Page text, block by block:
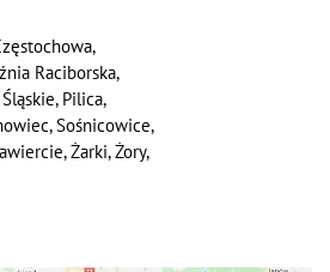
Raciborska,
Pilica,
Sośnicowice,
Żarki, Żory,